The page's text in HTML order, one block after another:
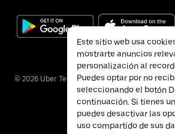
© 2026 Uber Technologies Inc.
Este sitio web usa
mostrarte anuncios
personalización al
Puedes optar por no
seleccionando el botón
continuación. Si tienes
puedes desactivar las
uso compartido de sus